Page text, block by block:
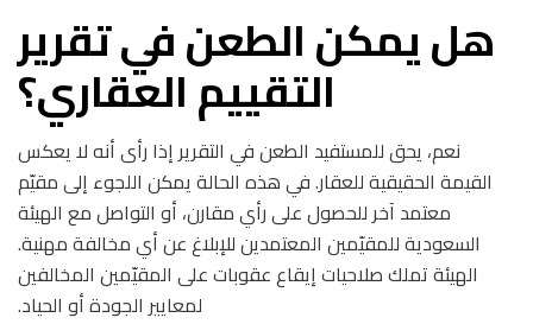
هل يمكن الطعن في تقرير
التقييم العقاري؟
نعم، يحق للمستفيد الطعن في التقرير إذا رأى أنه لا يعكس
القيمة الحقيقية للعقار. في هذه الحالة يمكن اللجوء إلى مقيّم
معتمد آخر للحصول على رأي مقارن، أو التواصل مع الهيئة
السعودية للمقيّمين المعتمدين للإبلاغ عن أي مخالفة مهنية.
الهيئة تملك صلاحيات إيقاع عقوبات على المقيّمين المخالفين
لمعايير الجودة أو الحياد.